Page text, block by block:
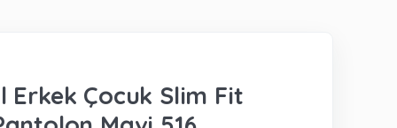
Erkek Çocuk Slim Fit